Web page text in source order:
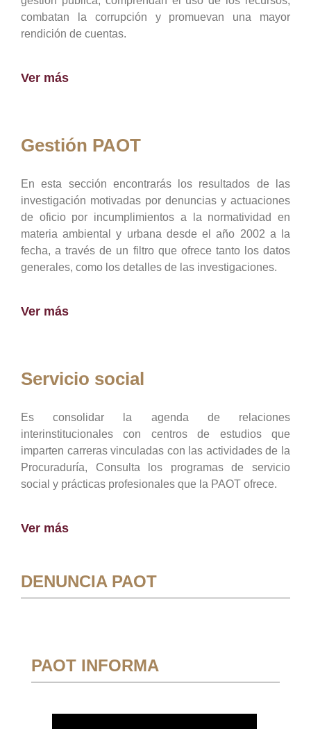
combatan la corrupción y promuevan una mayor
rendición de cuentas.
Ver más
Gestión PAOT
En esta sección encontrarás los resultados de las
investigación motivadas por denuncias y actuaciones
de oficio por incumplimientos a la normatividad en
materia ambiental y urbana desde el año 2002 a la
fecha, a través de un filtro que ofrece tanto los datos
generales, como los detalles de las investigaciones.
Ver más
Servicio social
Es consolidar la agenda de relaciones
interinstitucionales con centros de estudios que
imparten carreras vinculadas con las actividades de la
Procuraduría, Consulta los programas de servicio
social y prácticas profesionales que la PAOT ofrece.
Ver más
DENUNCIA PAOT
PAOT INFORMA